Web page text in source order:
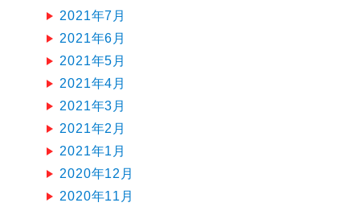
2021年7月
2021年6月
2021年5月
2021年4月
2021年3月
2021年2月
2021年1月
2020年12月
2020年11月